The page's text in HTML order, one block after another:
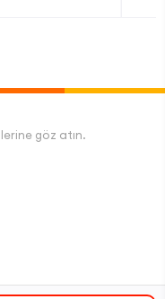
göz atın.